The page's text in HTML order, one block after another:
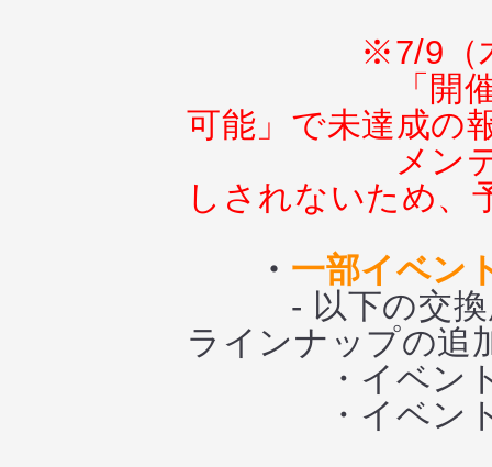
※7/9（
「開
可能」で未達成の
メン
しされないため、
・ 一部イベン
- 以下の交換所
ラインナップの追
・イベント交
・イベント交